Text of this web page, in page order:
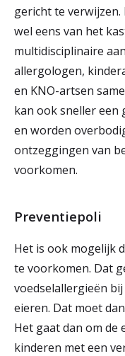
gericht te
wel eens van het
multidisciplinaire
allergologen,
en KNO-artsen
kan ook sneller een
en worden
ontzeggingen van
voorkomen.
Preventiepoli
Het is ook mogelijk
te voorkomen. Dat
voedselallergieën
eieren. Dat moet
Het gaat dan om de
kinderen met een